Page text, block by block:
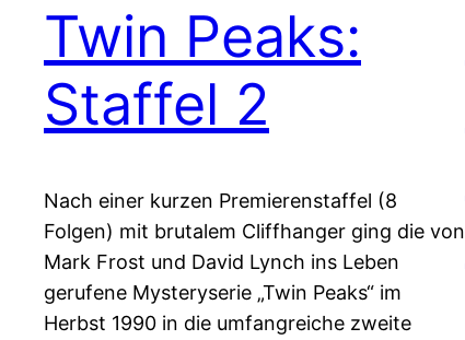
Twin Peaks:
Staffel 2
Nach einer kurzen Premierenstaffel (8
Folgen) mit brutalem Cliffhanger ging die von
Mark Frost und David Lynch ins Leben
gerufene Mysteryserie „Twin Peaks“ im
Herbst 1990 in die umfangreiche zweite